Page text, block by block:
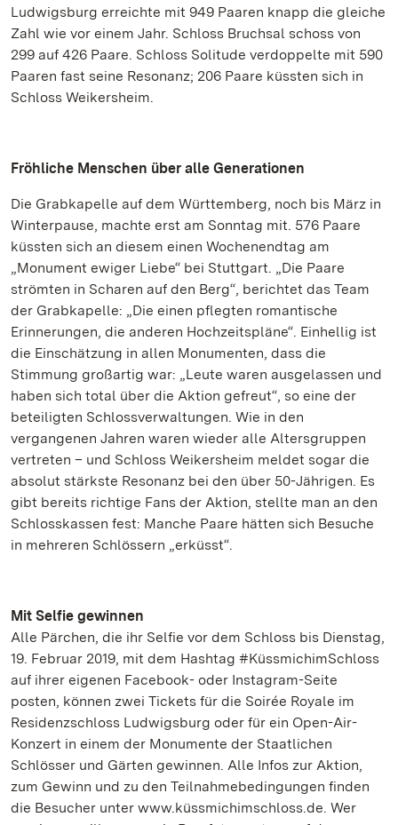
Ludwigsburg erreichte mit 949 Paaren knapp die gleiche
Zahl wie vor einem Jahr. Schloss Bruchsal schoss von
299 auf 426 Paare. Schloss Solitude verdoppelte mit 590
Paaren fast seine Resonanz; 206 Paare küssten sich in
Schloss Weikersheim.
Fröhliche Menschen über alle Generationen
Die Grabkapelle auf dem Württemberg, noch bis März in
Winterpause, machte erst am Sonntag mit. 576 Paare
küssten sich an diesem einen Wochenendtag am
„Monument ewiger Liebe“ bei Stuttgart. „Die Paare
strömten in Scharen auf den Berg“, berichtet das Team
der Grabkapelle: „Die einen pflegten romantische
Erinnerungen, die anderen Hochzeitspläne“. Einhellig ist
die Einschätzung in allen Monumenten, dass die
Stimmung großartig war: „Leute waren ausgelassen und
haben sich total über die Aktion gefreut“, so eine der
beteiligten Schlossverwaltungen. Wie in den
vergangenen Jahren waren wieder alle Altersgruppen
vertreten – und Schloss Weikersheim meldet sogar die
absolut stärkste Resonanz bei den über 50-Jährigen. Es
gibt bereits richtige Fans der Aktion, stellte man an den
Schlosskassen fest: Manche Paare hätten sich Besuche
in mehreren Schlössern „erküsst“.
Mit Selfie gewinnen
Alle Pärchen, die ihr Selfie vor dem Schloss bis Dienstag,
19. Februar 2019, mit dem Hashtag #KüssmichimSchloss
auf ihrer eigenen Facebook- oder Instagram-Seite
posten, können zwei Tickets für die Soirée Royale im
Residenzschloss Ludwigsburg oder für ein Open-Air-
Konzert in einem der Monumente der Staatlichen
Schlösser und Gärten gewinnen. Alle Infos zur Aktion,
zum Gewinn und zu den Teilnahmebedingungen finden
die Besucher unter www.küssmichimschloss.de. Wer